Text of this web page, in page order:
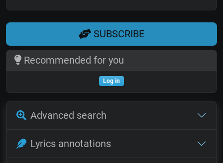
SUBSCRIBE
Recommended for you
Log in
Advanced search
Lyrics annotations